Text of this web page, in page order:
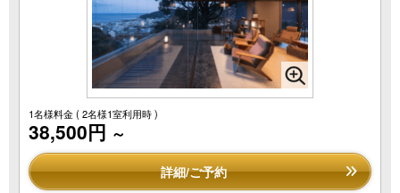
1名様料金( 2名様1室利用時 )
38,500円 ～
詳細/ご予約